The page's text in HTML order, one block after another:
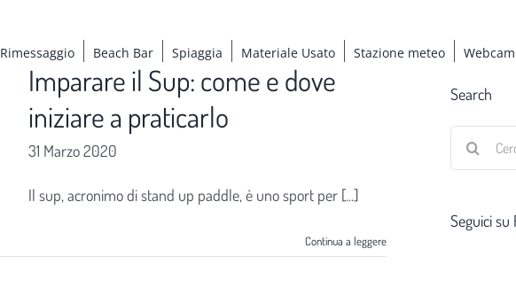
Rimessaggio Beach Bar Spiaggia Materiale Usato Stazione meteo Webcam
Imparare il Sup: come e dove
iniziare a praticarlo
31 Marzo 2020
Il sup, acronimo di stand up paddle, è uno sport per [...]
Continua a leggere
Search
Seguici su